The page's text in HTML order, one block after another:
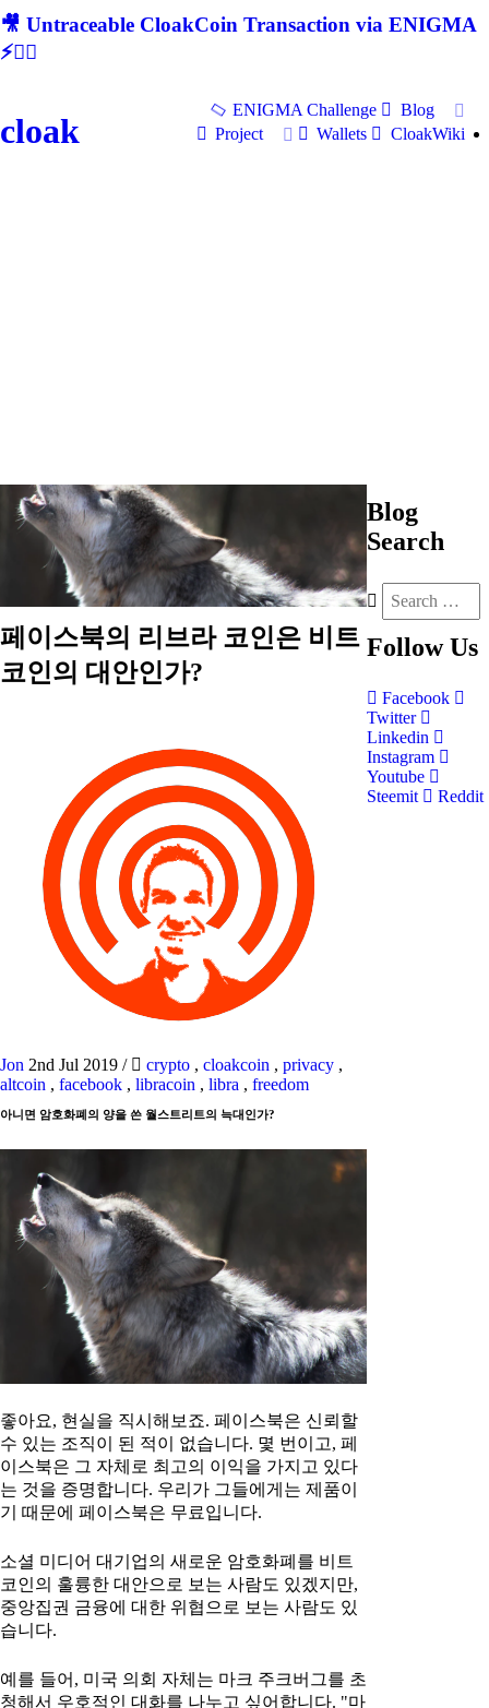
🎥 Untraceable CloakCoin Transaction via ENIGMA
⚡🕵‍♂
cloak
ENIGMA Challenge
Blog
Project
Wallets CloakWiki
페이스북의 리브라 코인은 비트
코인의 대안인가?
Jon 2nd Jul 2019 / crypto , cloakcoin , privacy ,
altcoin , facebook , libracoin , libra , freedom
아니면 암호화폐의 양을 쓴 월스트리트의 늑대인가?
좋아요, 현실을 직시해보죠. 페이스북은 신뢰할
수 있는 조직이 된 적이 없습니다. 몇 번이고, 페
이스북은 그 자체로 최고의 이익을 가지고 있다
는 것을 증명합니다. 우리가 그들에게는 제품이
기 때문에 페이스북은 무료입니다.
소셜 미디어 대기업의 새로운 암호화폐를 비트
코인의 훌륭한 대안으로 보는 사람도 있겠지만,
중앙집권 금융에 대한 위협으로 보는 사람도 있
습니다.
예를 들어, 미국 의회 자체는 마크 주크버그를 초
청해서 우호적인 대화를 나누고 싶어합니다. "마
Blog
Search
Follow Us
Facebook
Twitter
Linkedin
Instagram
Youtube
Steemit
Reddit